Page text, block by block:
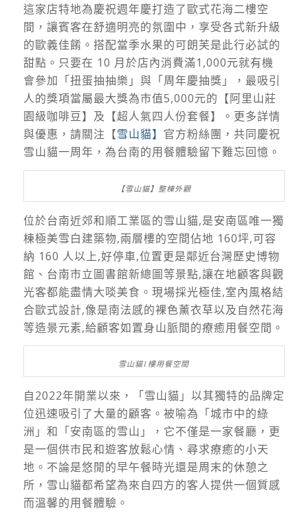
這家店特地為慶祝週年慶打造了歐式花海二樓空
間，讓賓客在舒適明亮的氛圍中，享受各式新升級
的歐義佳餚。搭配當季水果的可朗芙是此行必試的
甜點。只要在 10 月於店內消費滿1,000元就有機
會參加「扭蛋抽抽樂」與「周年慶抽獎」，最吸引
人的獎項當屬最大獎為市值5,000元的【阿里山莊
園級咖啡豆】及【超人氣四人份套餐】。更多詳情
與優惠，請關注【雪山貓】 官方粉絲團，共同慶祝
雪山貓一周年，為台南的用餐體驗留下難忘回憶。
【雪山貓】整棟外觀
位於台南近郊和順工業區的雪山貓,是安南區唯一獨
棟極美雪白建築物,兩層樓的空間佔地 160坪,可容
納 160 人以上,好停車,位置更是鄰近台灣歷史博物
館、台南市立圖書館新總圖等景點,讓在地顧客與觀
光客都能盡情大啖美食。現場採光極佳,室內風格結
合歐式設計,像是南法感的裸色薰衣草以及自然花海
等造景元素,給顧客如置身山脈間的療癒用餐空間。
雪山貓1樓用餐空間
自2022年開業以來，「雪山貓」以其獨特的品牌定
位迅速吸引了大量的顧客。被喻為「城市中的綠
洲」和「安南區的雪山」，它不僅是一家餐廳，更
是一個供市民和遊客放鬆心情、尋求療癒的小天
地。不論是悠閒的早午餐時光還是周末的休憩之
所，雪山貓都希望為來自四方的客人提供一個質感
而溫馨的用餐體驗。